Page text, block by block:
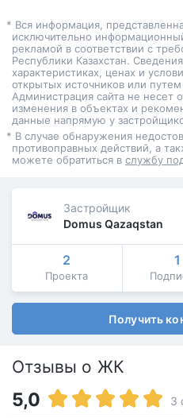
* Вся информация,
исключительно
рекламой в соответствии с
Республики Казахстан.
характеристиках, ценах и
открытых источников или
Администрация сайта не несет
изменения в объектах и
данные напрямую у
* В случае обнаружения
противоправных действий, а
можете обратиться в службу
Застройщик
Domus Qazaqstan
2
Проекта
1
Получить
Отзывы о ЖК
5,0 3